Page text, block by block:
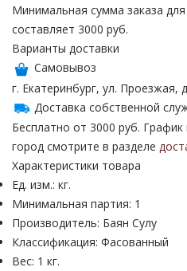
Минимальная сумма заказа
составляет 3000 руб.
Варианты доставки
Самовывоз
г. Екатеринбург, ул. Проезжая,
Доставка собственной
Бесплатно от 3000 руб.
город смотрите в разделе
Характеристики товара
Ед. изм.: кг.
Минимальная партия: 1
Производитель: Баян Сулу
Классификация: Фасованный
Вес: 1 кг.